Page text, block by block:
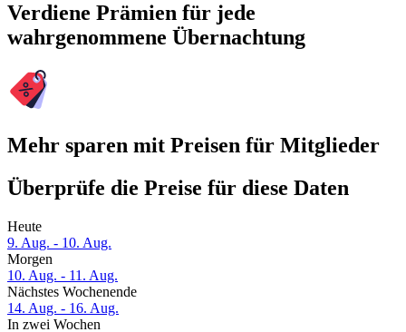
Verdiene Prämien für jede
wahrgenommene Übernachtung
Mehr sparen mit Preisen für Mitglieder
Überprüfe die Preise für diese Daten
Heute
9. Aug. - 10. Aug.
Morgen
10. Aug. - 11. Aug.
Nächstes Wochenende
14. Aug. - 16. Aug.
In zwei Wochen